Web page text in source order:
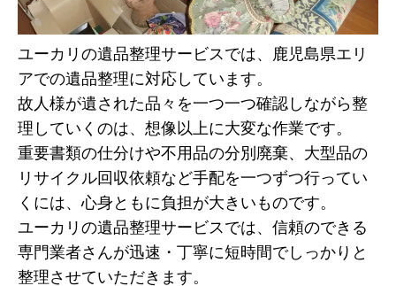
ユーカリの遺品整理サービスでは、鹿児島県エリ
アでの遺品整理に対応しています。
故人様が遺された品々を一つ一つ確認しながら整
理していくのは、想像以上に大変な作業です。
重要書類の仕分けや不用品の分別廃棄、大型品の
リサイクル回収依頼など手配を一つずつ行ってい
くには、心身ともに負担が大きいものです。
ユーカリの遺品整理サービスでは、信頼のできる
専門業者さんが迅速・丁寧に短時間でしっかりと
整理させていただきます。